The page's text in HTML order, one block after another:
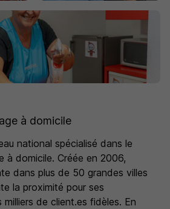
à domicile
national spécialisé dans le
à domicile. Créée en 2006,
dans plus de 50 grandes villes
la proximité pour ses
de client.es fidèles. En